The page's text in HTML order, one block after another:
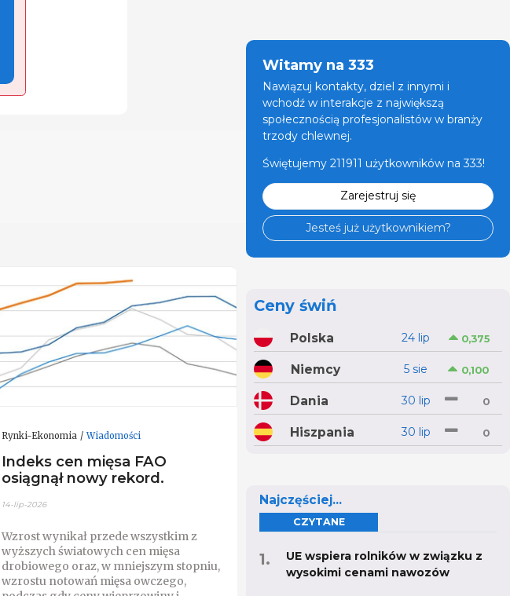
Rynki-Ekonomia Wiadomości
Indeks cen mięsa FAO
osiągnął nowy rekord.
14-lip-2026
Wzrost wynikał przede wszystkim z
wyższych światowych cen mięsa
drobiowego oraz, w mniejszym stopniu,
wzrostu notowań mięsa owczego,
Witamy na 333
Nawiązuj kontakty, dziel z innymi i
wchodź w interakcje z największą
społecznością profesjonalistów w branży
trzody chlewnej.
Świętujemy 211911 użytkowników na 333!
Zarejestruj się
Jesteś już użytkownikiem?
Ceny świń
Polska 24 lip 0,375
Niemcy 5 sie 0,100
Dania 30 lip 0
Hiszpania 30 lip 0
Najczęściej...
CZYTANE
UE wspiera rolników w związku z
wysokimi cenami nawozów